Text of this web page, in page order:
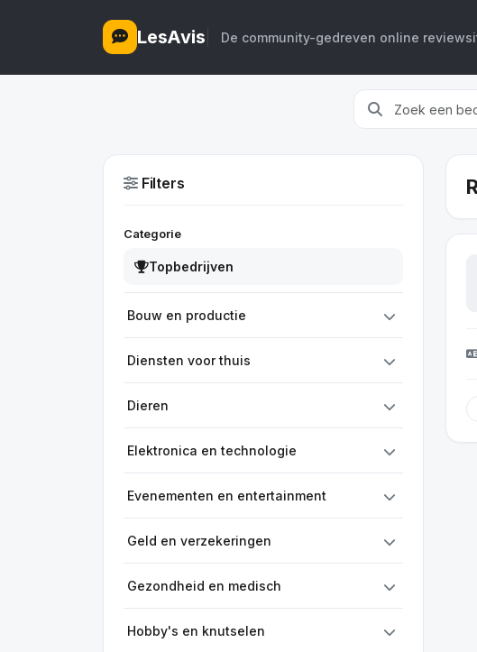
LesAvis De community-gedreven online
Filters
Categorie
Topbedrijven
Bouw en productie
Diensten voor thuis
Dieren
Elektronica en technologie
Evenementen en entertainment
Geld en verzekeringen
Gezondheid en medisch
Hobby's en knutselen